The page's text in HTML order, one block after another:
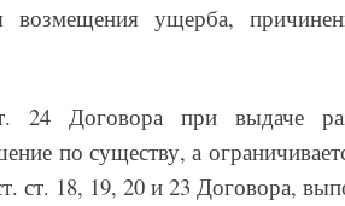
возмещения ущерба,
24 Договора при выдаче
по существу, а
ст. 18, 19, 20 и 23 Договора,